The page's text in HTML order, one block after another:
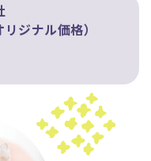
ジナル価格）